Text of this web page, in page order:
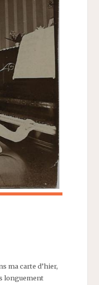
ma carte d’hier,
longuement